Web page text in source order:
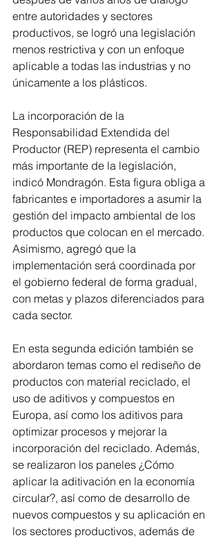
entre autoridades y sectores
productivos, se logró una legislación
menos restrictiva y con un enfoque
aplicable a todas las industrias y no
únicamente a los plásticos.
La incorporación de la
Responsabilidad Extendida del
Productor (REP) representa el cambio
más importante de la legislación,
indicó Mondragón. Esta figura obliga a
fabricantes e importadores a asumir la
gestión del impacto ambiental de los
productos que colocan en el mercado.
Asimismo, agregó que la
implementación será coordinada por
el gobierno federal de forma gradual,
con metas y plazos diferenciados para
cada sector.
En esta segunda edición también se
abordaron temas como el rediseño de
productos con material reciclado, el
uso de aditivos y compuestos en
Europa, así como los aditivos para
optimizar procesos y mejorar la
incorporación del reciclado. Además,
se realizaron los paneles ¿Cómo
aplicar la aditivación en la economía
circular?, así como de desarrollo de
nuevos compuestos y su aplicación en
los sectores productivos, además de